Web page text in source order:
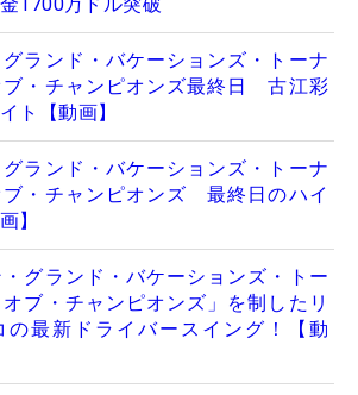
グランド・バケーションズ・トーナ
ブ・チャンピオンズ最終日 古江彩
ト【動画】
グランド・バケーションズ・トーナ
ブ・チャンピオンズ 最終日のハイ
】
・グランド・バケーションズ・トー
ブ・チャンピオンズ」を制したリ
の最新ドライバースイング！【動